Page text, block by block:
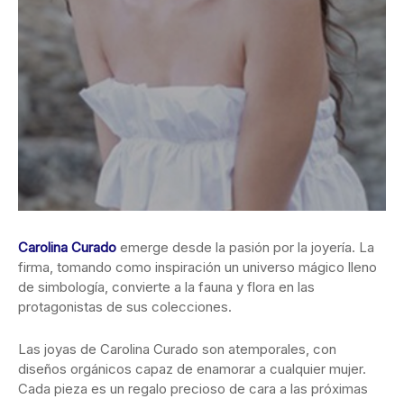
Carolina Curado emerge desde la pasión por la joyería. La
firma, tomando como inspiración un universo mágico lleno
de simbología, convierte a la fauna y flora en las
protagonistas de sus colecciones.
Las joyas de Carolina Curado son atemporales, con
diseños orgánicos capaz de enamorar a cualquier mujer.
Cada pieza es un regalo precioso de cara a las próximas